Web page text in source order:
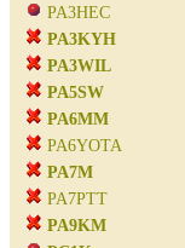
PA3HEC
PA3KYH
PA3WIL
PA5SW
PA6MM
PA6YOTA
PA7M
PA7PTT
PA9KM